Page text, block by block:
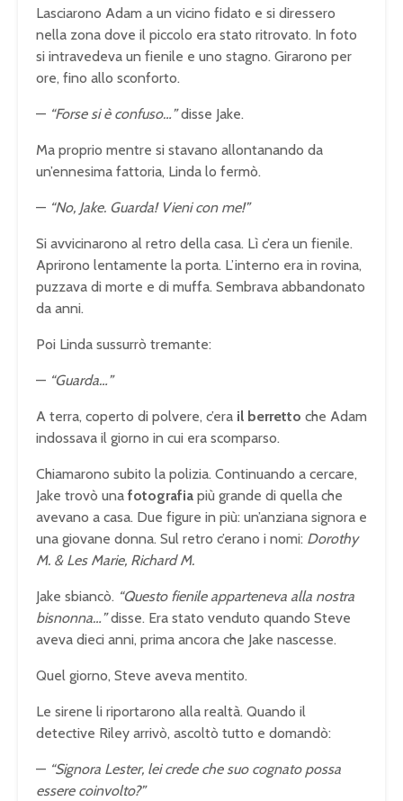
Lasciarono Adam a un vicino fidato e si diressero
nella zona dove il piccolo era stato ritrovato. In foto
si intravedeva un fienile e uno stagno. Girarono per
ore, fino allo sconforto.
— “Forse si è confuso…”disse Jake.
Ma proprio mentre si stavano allontanando da
un’ennesima fattoria, Linda lo fermò.
— “No, Jake. Guarda! Vieni con me!”
Si avvicinarono al retro della casa. Lì c’era un fienile.
Aprirono lentamente la porta. L’interno era in rovina,
puzzava di morte e di muffa. Sembrava abbandonato
da anni.
Poi Linda sussurrò tremante:
— “Guarda…”
A terra, coperto di polvere, c’era il berretto che Adam
indossava il giorno in cui era scomparso.
Chiamarono subito la polizia. Continuando a cercare,
Jake trovò una fotografia più grande di quella che
avevano a casa. Due figure in più: un’anziana signora e
una giovane donna. Sul retro c’erano i nomi: Dorothy
M. & Les Marie, Richard M.
Jake sbiancò. “Questo fienile apparteneva alla nostra
bisnonna…”disse. Era stato venduto quando Steve
aveva dieci anni, prima ancora che Jake nascesse.
Quel giorno, Steve aveva mentito.
Le sirene li riportarono alla realtà. Quando il
detective Riley arrivò, ascoltò tutto e domandò:
— “Signora Lester, lei crede che suo cognato possa
essere coinvolto?”